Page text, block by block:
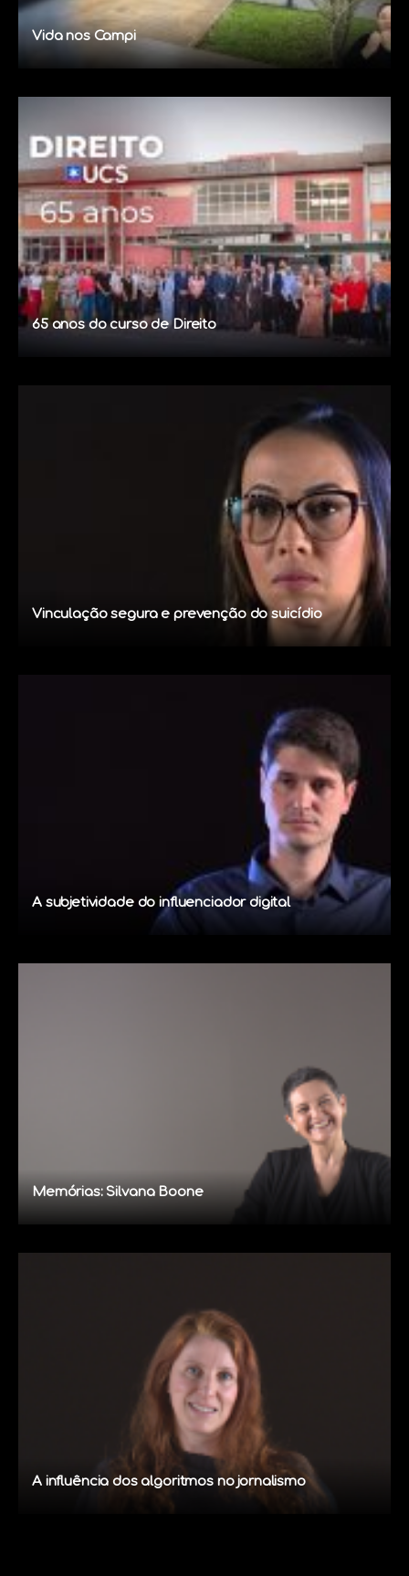
Vida nos Campi
65 anos do curso de Direito
Vinculação segura e prevenção do suicídio
A subjetividade do influenciador digital
Memórias: Silvana Boone
A influência dos algoritmos no jornalismo